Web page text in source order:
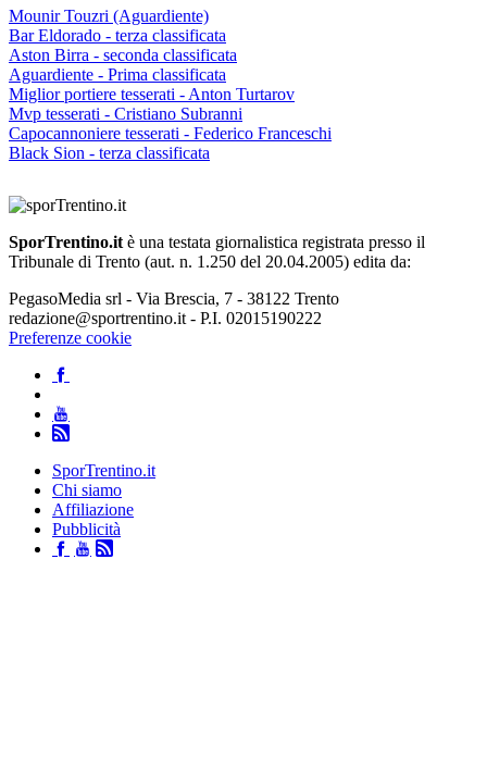
Mounir Touzri (Aguardiente)
Bar Eldorado - terza classificata
Aston Birra - seconda classificata
Aguardiente - Prima classificata
Miglior portiere tesserati - Anton Turtarov
Mvp tesserati - Cristiano Subranni
Capocannoniere tesserati - Federico Franceschi
Black Sion - terza classificata
SporTrentino.it è una testata giornalistica registrata presso il
Tribunale di Trento (aut. n. 1.250 del 20.04.2005) edita da:
PegasoMedia srl - Via Brescia, 7 - 38122 Trento
redazione@sportrentino.it - P.I. 02015190222
Preferenze cookie
SporTrentino.it
Chi siamo
Affiliazione
Pubblicità